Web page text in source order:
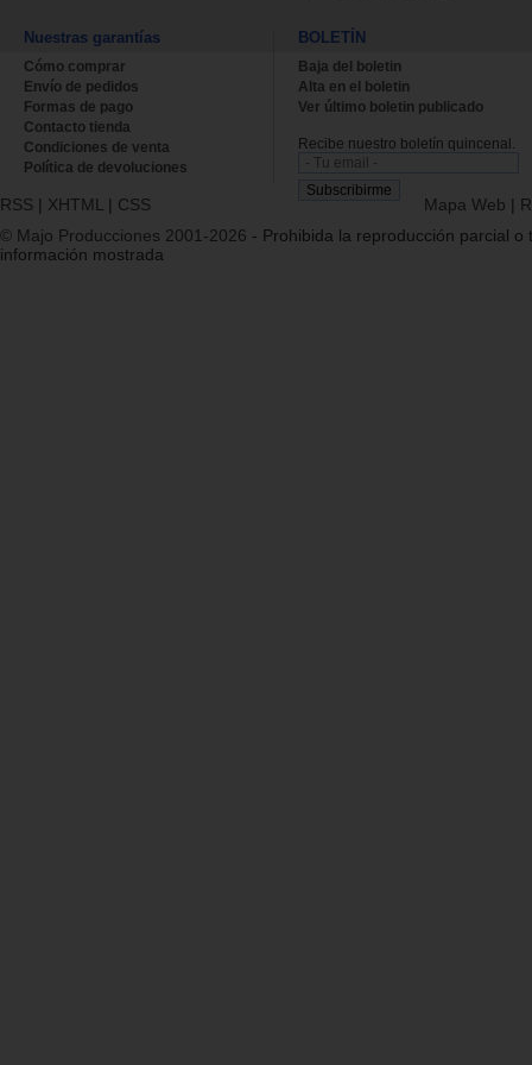
Nuestras garantías
Cómo comprar
Envío de pedidos
Formas de pago
Contacto tienda
Condiciones de venta
Política de devoluciones
BOLETÍN
Baja del boletin
Alta en el boletin
Ver último boletin publicado
Recibe nuestro boletín quincenal.
RSS | XHTML | CSS Mapa Web |
© Majo Producciones 2001-2026 - Prohibida la reproducción parcial o
información mostrada